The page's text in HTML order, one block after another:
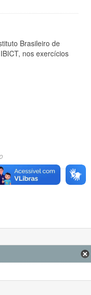
Brasileiro de
nos exercícios
de dados